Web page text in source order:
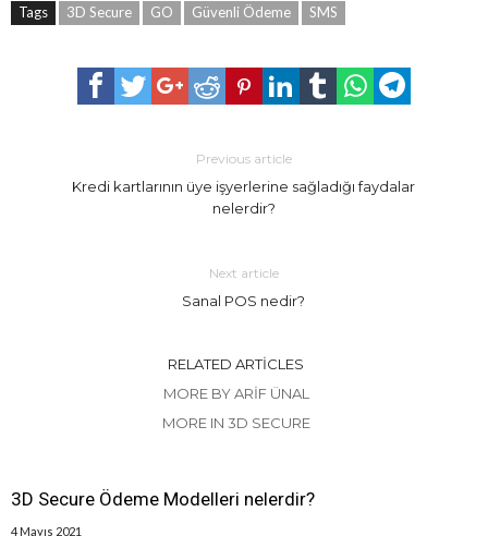
Tags 3D Secure GO Güvenli Ödeme SMS
Previous article
Kredi kartlarının üye işyerlerine sağladığı faydalar
nelerdir?
Next article
Sanal POS nedir?
RELATED ARTICLES
MORE BY ARIF ÜNAL
MORE IN 3D SECURE
3D Secure Ödeme Modelleri nelerdir?
4 Mayıs 2021